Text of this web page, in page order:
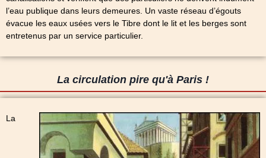
l’eau publique dans leurs demeures. Un vaste réseau d’égouts
évacue les eaux usées vers le Tibre dont le lit et les berges sont
entretenus par un service particulier.
La circulation pire qu'à Paris !
La